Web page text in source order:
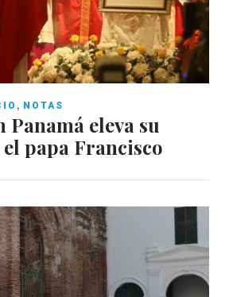
, NOTAS
Panamá eleva su
papa Francisco